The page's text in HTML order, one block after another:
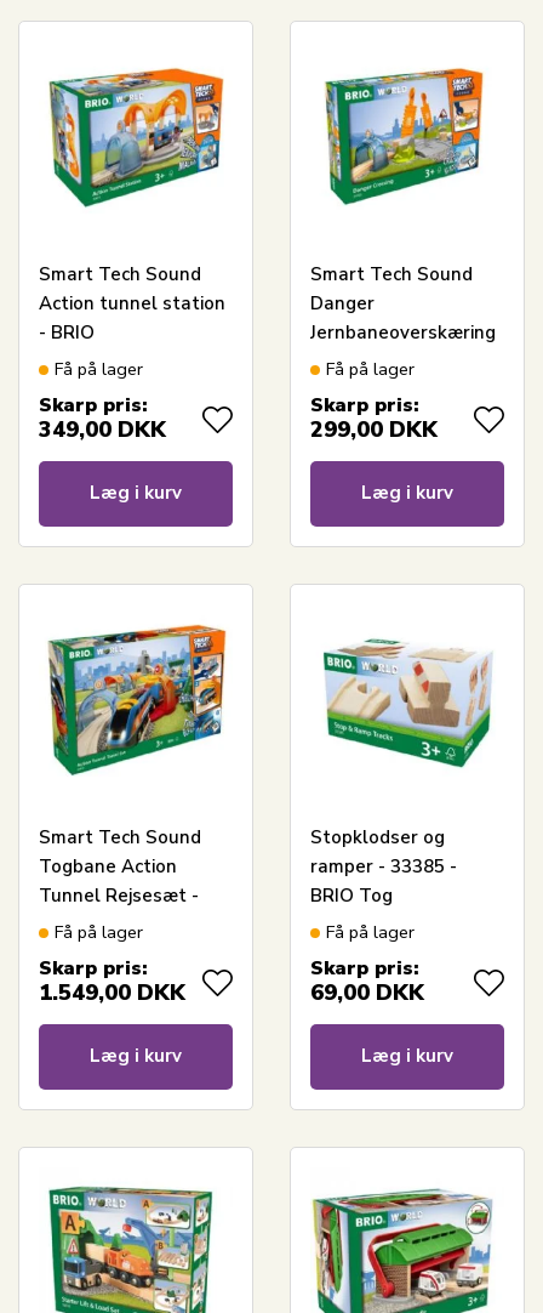
Smart Tech Sound
Action tunnel station
- BRIO
Få på lager
Skarp pris:
349,00 DKK
Læg i kurv
Smart Tech Sound
Danger
Jernbaneoverskæring
- BRIO
Få på lager
Skarp pris:
299,00 DKK
Læg i kurv
Smart Tech Sound
Togbane Action
Tunnel Rejsesæt -
BRIO
Få på lager
Skarp pris:
1.549,00 DKK
Læg i kurv
Stopklodser og
ramper - 33385 -
BRIO Tog
Få på lager
Skarp pris:
69,00 DKK
Læg i kurv